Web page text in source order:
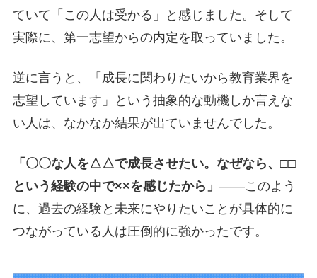
ていて「この人は受かる」と感じました。そして
実際に、第一志望からの内定を取っていました。
逆に言うと、「成長に関わりたいから教育業界を
志望しています」という抽象的な動機しか言えな
い人は、なかなか結果が出ていませんでした。
「〇〇な人を△△で成長させたい。なぜなら、□□
という経験の中で××を感じたから」 ——このよう
に、過去の経験と未来にやりたいことが具体的に
つながっている人は圧倒的に強かったです。